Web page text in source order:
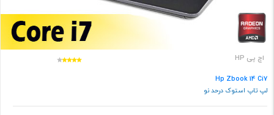
اچ پی HP
Hp Zbook 14 Ci7
لپ تاپ استوک درحد نو